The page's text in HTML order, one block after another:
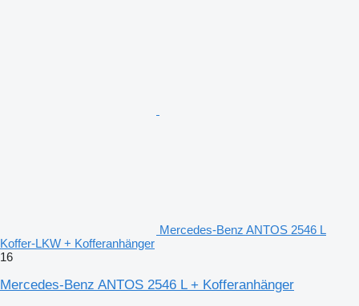
Mercedes-Benz ANTOS 2546 L
Koffer-LKW + Kofferanhänger
16
Mercedes-Benz ANTOS 2546 L + Kofferanhänger